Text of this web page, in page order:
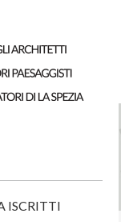
ISCRITTI